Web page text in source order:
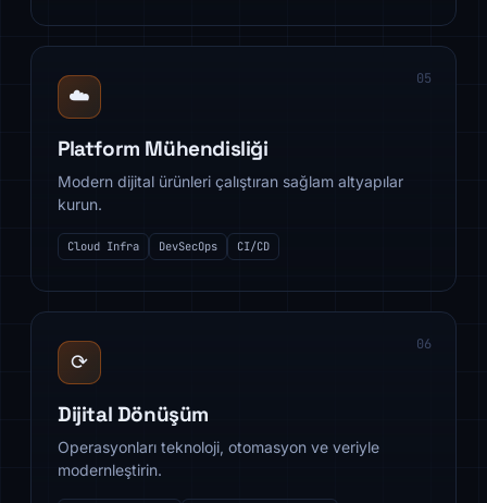
05
☁️
Platform Mühendisliği
Modern dijital ürünleri çalıştıran sağlam altyapılar
kurun.
Cloud Infra DevSecOps CI/CD
06
⟳
Dijital Dönüşüm
Operasyonları teknoloji, otomasyon ve veriyle
modernleştirin.